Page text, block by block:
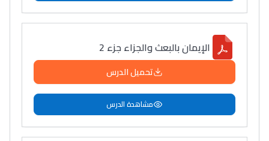
الإيمان بالبعث والجزاء جزء 2
تحميل الدرس
مشاهدة الدرس